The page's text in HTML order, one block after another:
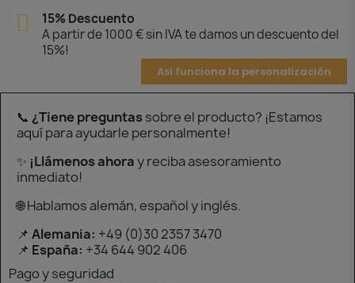
15% Descuento
A partir de 1000 € sin IVA te damos un descuento del
15%!
Así funciona la personalización
📞 ¿Tiene preguntassobre el producto? ¡Estamos
aquí para ayudarle personalmente!
✨ ¡Llámenos ahoray reciba asesoramiento
inmediato!
🌐 Hablamos alemán, español y inglés.
📌 Alemania: +49 (0)30 2357 3470
📌 España: +34 644 902 406
Pago y seguridad